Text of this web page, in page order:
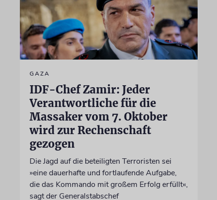
GAZA
IDF-Chef Zamir: Jeder
Verantwortliche für die
Massaker vom 7. Oktober
wird zur Rechenschaft
gezogen
Die Jagd auf die beteiligten Terroristen sei
»eine dauerhafte und fortlaufende Aufgabe,
die das Kommando mit großem Erfolg erfüllt«,
sagt der Generalstabschef